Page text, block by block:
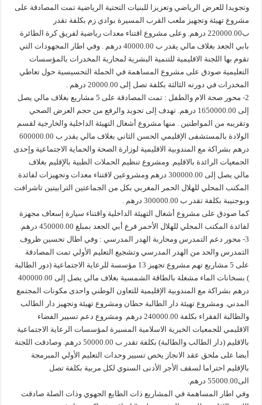
وتجويدا للعرض الرياضي وتعزيزا للبنيات التحتية الرياضية تمت المصادقة على
مشروع تهيئة وتجهيز ملعب القرب المسيرة بوادي زم بكلفة تقدر
ب220000.00 درهم. وعلى مشروع اقتناء معدات رياضية لفريق كرة الطائرة
بابي الجعد بغلاف مالي يقدر ب 40000.00 درهم . وفي اطار المجهودات التي
تقوم بها اللجنة الاقليمية للتنمية البشرية لمحاربة المخدرات بالمؤسسات
التعليمية صودق على مشروع المساهمة في الحملة التحسيسية حول تعاطي
المخدرات في دورته الثالثة بكلفة تصل إلى 20000.00 درهم .
2- محور صحة الام والطفل : تمت المصادقة على 5 مشاريع بغلاف مالي يصل
إلى 1650000.00 درهم. تهدف إلى تجويد والرفع من حجم العرض الصحي
وتقريبه من المواطنين . منها مشروع أشغال التهيئة الداخلية والخارجية لقسم
الولادة بالمستشفى الإقليمي الحسن الثاني بغلاف مالي يقدر ب 600000.00
درهم بشراكة مع المندوبية الاقليمية لوزارة الصحة والحماية الاجتماعية وإحدى
الجمعيات الرائدة بالاقليم. ومشروع تنظيم الحملات الطبية بالإقليم بغلاف
مالي يصل إلى 300000.00 درهم ومشروعين لاقتناء معدات وتجهيزات لفائدة
المكتب المحلي للهلال الحمر المغربي بكل من الجماعتين الترابيتين تاشرافت
وبوجنيبة بكلفة تقدر ب 300000.00 درهم .
كما صودق على مشروع أشغال التهيئة الداخلية واقتناء سيارة إسعاف مجهزة
لفائدة المكتب المجلي للهلال الأحمر فرع أبي الجعد بمبلغ 450000.00 درهم.
3- محور دعم التمدرس ومحاربة الهدر المدرسي : وفي اطال تحسين ظروف
التمدرس والحد من الهدر المدرسي وتشجيع التعليم الأولي تمت المصادقة
على 5 مشاريع تهم مشروع تجهيز 13 مؤسسة للرعاية الاجتماعية (دور الطالبة
) بسخانات الماء مشغلة بالطاقة الشمسية بغلاف مالي يصل إلى 400000.00
درهم بشراكة مع المندوبية الإقليمية للتعاون الوطني واحدى مكونات المجتمع
المدني. ومشروع تهيئة دار الطالبة حطان ومشروع تهيئة وتجهيز دار الطالب
والطالبة الفقراء بكلفة 240000.00 درهم. ومشروع دعم تسيير الفضاء
الاقليمي للجمعيات الخيرية الاسلامية المسيرة لمؤسسات الرعاية الاجتماعية
بالاقليم (دار الطالب والطالبة) بكلفة تقدر ب 50000.00 درهم. وصادقت اللجنة
أيضا على ملحق عقد الانجاز يخص تسيير وحدات التعليم الأولي المبرمجة
بالإقليم احتراما لسقف الأجر الأدنى السنوي لكل مربية بكلفة تصل
الى55000.00 درهم.
وفي اطار المساهمة في المشاريع ذات الطابع الجهوي وذات الصلة صادقت